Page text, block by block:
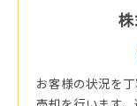
お客様の状況を